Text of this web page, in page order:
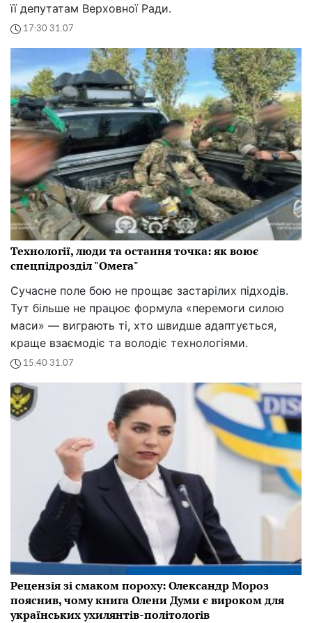
її депутатам Верховної Ради.
17:30 31.07
Технології, люди та остання точка: як воює
спецпідрозділ "Омега"
Сучасне поле бою не прощає застарілих підходів.
Тут більше не працює формула «перемоги силою
маси» — виграють ті, хто швидше адаптується,
краще взаємодіє та володіє технологіями.
15:40 31.07
Рецензія зі смаком пороху: Олександр Мороз
пояснив, чому книга Олени Думи є вироком для
українських ухилянтів-політологів